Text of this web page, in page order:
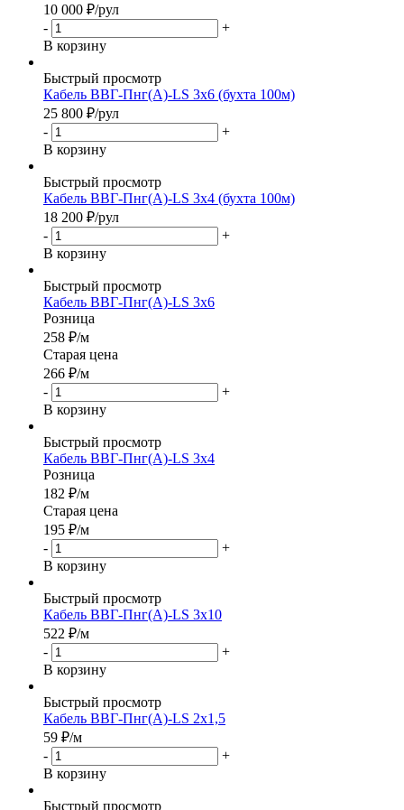
10 000 ₽/рул
-
+
В корзину
Быстрый просмотр
Кабель ВВГ-Пнг(А)-LS 3х6 (бухта 100м)
25 800 ₽/рул
-
+
В корзину
Быстрый просмотр
Кабель ВВГ-Пнг(А)-LS 3х4 (бухта 100м)
18 200 ₽/рул
-
+
В корзину
Быстрый просмотр
Кабель ВВГ-Пнг(А)-LS 3х6
Розница
258 ₽/м
Старая цена
266 ₽/м
-
+
В корзину
Быстрый просмотр
Кабель ВВГ-Пнг(А)-LS 3х4
Розница
182 ₽/м
Старая цена
195 ₽/м
-
+
В корзину
Быстрый просмотр
Кабель ВВГ-Пнг(А)-LS 3х10
522 ₽/м
-
+
В корзину
Быстрый просмотр
Кабель ВВГ-Пнг(А)-LS 2х1,5
59 ₽/м
-
+
В корзину
Быстрый просмотр